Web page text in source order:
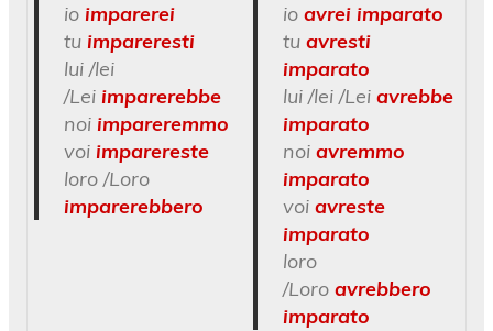
io imparerei
tu impareresti
lui /lei
/Lei imparerebbe
noi impareremmo
voi imparereste
loro /Loro
imparerebbero
io avrei imparato
tu avresti
imparato
lui /lei /Lei avrebbe
imparato
noi avremmo
imparato
voi avreste
imparato
loro
/Loro avrebbero
imparato